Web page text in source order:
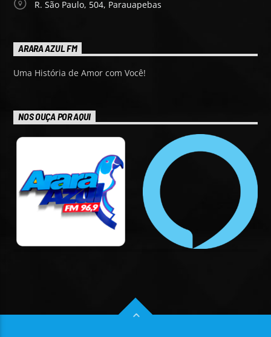
R. São Paulo, 504, Parauapebas
ARARA AZUL FM
Uma História de Amor com Você!
NOS OUÇA POR AQUI